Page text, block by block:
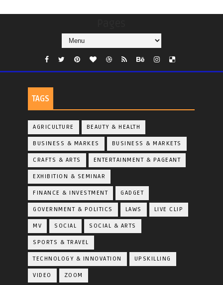
TAGS
AGRICULTURE BEAUTY & HEALTH
BUSINESS & MARKES BUSINESS & MARKETS
CRAFTS & ARTS ENTERTAINMENT & PAGEANT
EXHIBITION & SEMINAR
FINANCE & INVESTMENT GADGET
GOVERNMENT & POLITICS LAWS LIVE CLIP
MV SOCIAL SOCIAL & ARTS
SPORTS & TRAVEL
TECHNOLOGY & INNOVATION UPSKILLING
VIDEO ZOOM